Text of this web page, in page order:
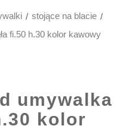
stojące na blacie
fi.50 h.30 kolor kawowy
umywalka
kolor